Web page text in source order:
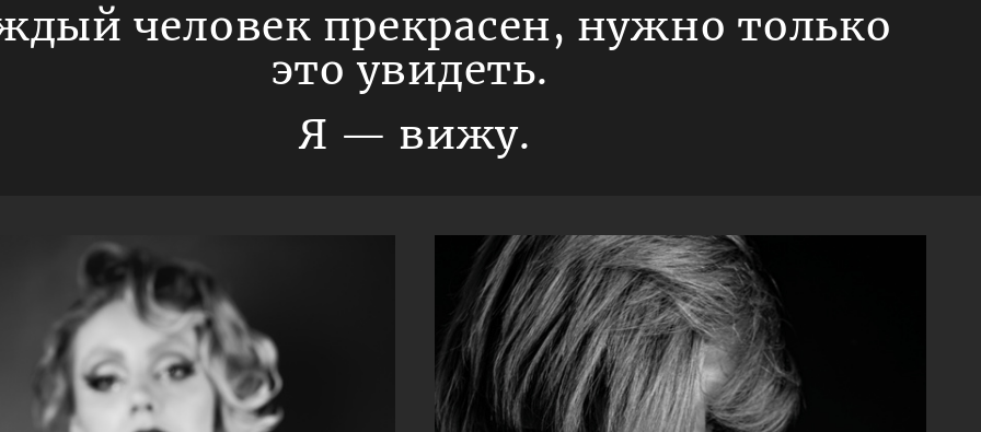
человек прекрасен, нужно только
это увидеть.
Я — вижу.